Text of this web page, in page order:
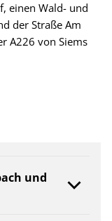
einen Wald- und
der Straße Am
A226 von Siems
und